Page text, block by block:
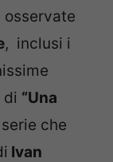
, inclusi i
di “Una
che
Ivan